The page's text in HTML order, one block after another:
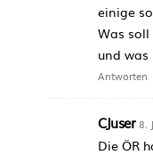
einige
Was soll
und
Antworten
CJuser 8.
Die ÖR